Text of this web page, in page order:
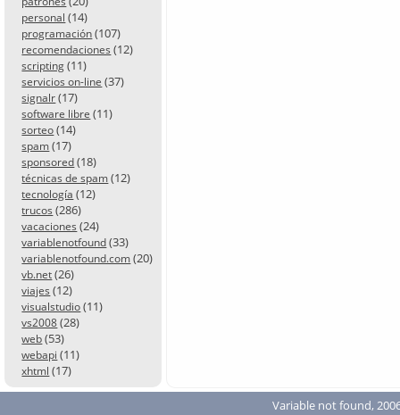
personal (14)
programación (107)
recomendaciones (12)
scripting (11)
servicios on-line (37)
signalr (17)
software libre (11)
sorteo (14)
spam (17)
sponsored (18)
técnicas de spam (12)
tecnología (12)
trucos (286)
vacaciones (24)
variablenotfound (33)
variablenotfound.com (20)
vb.net (26)
viajes (12)
visualstudio (11)
vs2008 (28)
web (53)
webapi (11)
xhtml (17)
Variable not found,